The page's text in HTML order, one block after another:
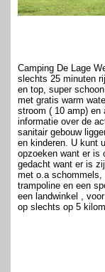
Camping De Lage
slechts 25 minuten
en top, super
met gratis warm
stroom ( 10 amp) en
informatie over de
sanitair gebouw
en kinderen. U kunt
opzoeken want er is
gedacht want er is
met o.a schommels,
trampoline en een
een landwinkel ,
op slechts op 5